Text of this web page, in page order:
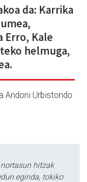
da: Karrika
Erro, Kale
helmuga,
Andoni Urbistondo
hitzak
eginda, tokiko